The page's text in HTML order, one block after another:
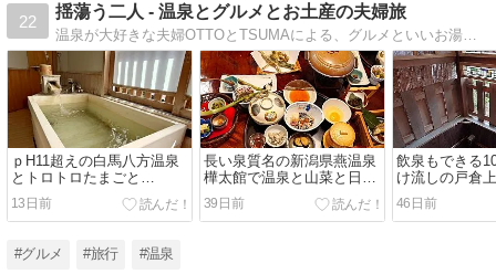
22
揺蕩う二人 - 温泉とグルメとお土産の夫婦旅
ｐH11超えの白馬八方温泉
とトロトロたまごと…
13日前
長い泉質名の新潟県燕温泉
樺太館で温泉と山菜と日本
酒を大満喫！
39日前
飲泉もできる
け流しの戸倉
山田ホテル
46日前
#グルメ #旅行 #温泉